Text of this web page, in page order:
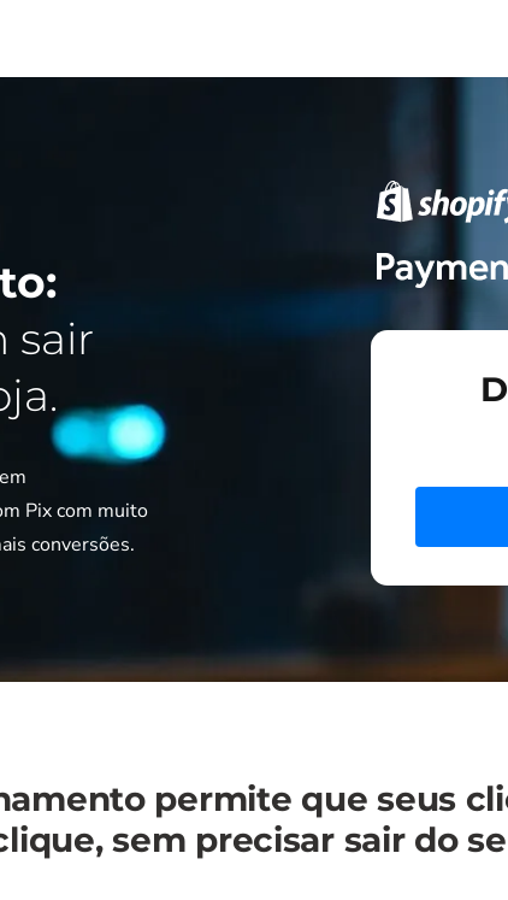
sair
Pix com muito
conversões.
permite que seus
sem precisar sair do